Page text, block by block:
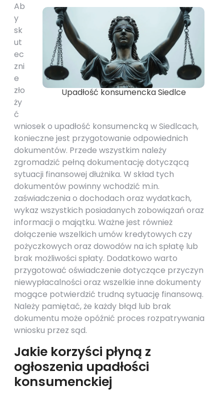
Upadłość konsumencka Siedlce
Ab
y
sk
ut
ec
zni
e
zło
ży
ć
wniosek o upadłość konsumencką w Siedlcach,
konieczne jest przygotowanie odpowiednich
dokumentów. Przede wszystkim należy
zgromadzić pełną dokumentację dotyczącą
sytuacji finansowej dłużnika. W skład tych
dokumentów powinny wchodzić m.in.
zaświadczenia o dochodach oraz wydatkach,
wykaz wszystkich posiadanych zobowiązań oraz
informacji o majątku. Ważne jest również
dołączenie wszelkich umów kredytowych czy
pożyczkowych oraz dowodów na ich spłatę lub
brak możliwości spłaty. Dodatkowo warto
przygotować oświadczenie dotyczące przyczyn
niewypłacalności oraz wszelkie inne dokumenty
mogące potwierdzić trudną sytuację finansową.
Należy pamiętać, że każdy błąd lub brak
dokumentu może opóźnić proces rozpatrywania
wniosku przez sąd.
Jakie korzyści płyną z
ogłoszenia upadłości
konsumenckiej